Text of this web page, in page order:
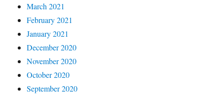
March 2021
February 2021
January 2021
December 2020
November 2020
October 2020
September 2020